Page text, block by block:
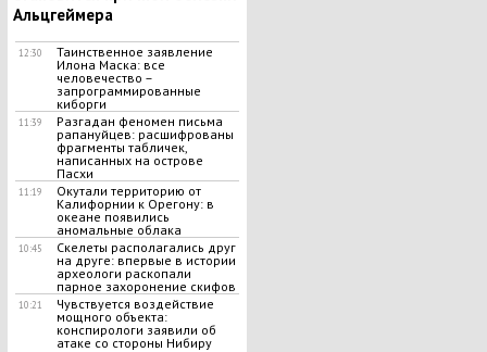
Альцгеймера
12:30
Таинственное заявление
Илона Маска: все
человечество –
запрограммированные
киборги
11:39
Разгадан феномен письма
рапануйцев: расшифрованы
фрагменты табличек,
написанных на острове
Пасхи
11:19
Окутали территорию от
Калифорнии к Орегону: в
океане появились
аномальные облака
10:45
Скелеты располагались друг
на друге: впервые в истории
археологи раскопали
парное захоронение скифов
10:21
Чувствуется воздействие
мощного объекта:
конспирологи заявили об
атаке со стороны Нибиру